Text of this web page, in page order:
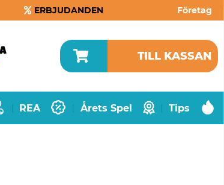
ERBJUDANDEN Företag
TILL KASSAN
REA Årets Spel Tips